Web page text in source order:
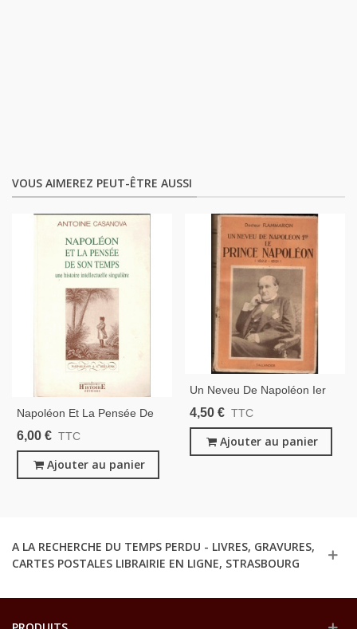
VOUS AIMEREZ PEUT-ÊTRE AUSSI
Napoléon Et La Pensée De
Son Temps, Antoine
Bonaparte, Premier Empire,
6,00 € TTC
Ajouter au panier
Un Neveu De Napoléon Ier
Le Prince Napoléon, Docteur
Napoléon III, Second Empire,
IIIe République,
4,50 € TTC
Ajouter au panier
A LA RECHERCHE DU TEMPS PERDU - LIVRES, GRAVURES,
CARTES POSTALES LIBRAIRIE EN LIGNE, STRASBOURG